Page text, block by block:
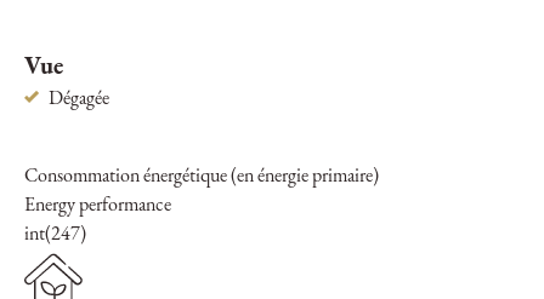
Vue
Dégagée
Consommation énergétique (en énergie primaire)
Energy performance
int(247)